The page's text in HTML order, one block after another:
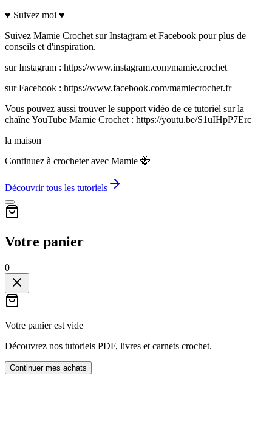
♥ Suivez moi ♥
Suivez Mamie Crochet sur Instagram et Facebook pour plus de
conseils et d'inspiration.
sur Instagram : https://www.instagram.com/mamie.crochet
sur Facebook : https://www.facebook.com/mamiecrochet.fr
Vous pouvez aussi trouver le support vidéo de ce tutoriel sur la
chaîne YouTube Mamie Crochet : https://youtu.be/S1uIHpP7Erc
la maison
Continuez à crocheter avec Mamie 🐝
Découvrir tous les tutoriels
Votre panier
0
Votre panier est vide
Découvrez nos tutoriels PDF, livres et carnets crochet.
Continuer mes achats